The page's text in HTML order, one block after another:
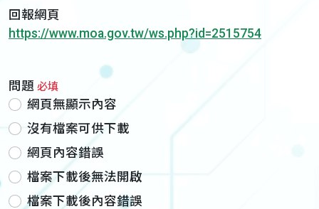
回報網頁
https://www.moa.gov.tw/ws.php?id=2515754
問題 必填
網頁無顯示內容
沒有檔案可供下載
網頁內容錯誤
檔案下載後無法開啟
檔案下載後內容錯誤